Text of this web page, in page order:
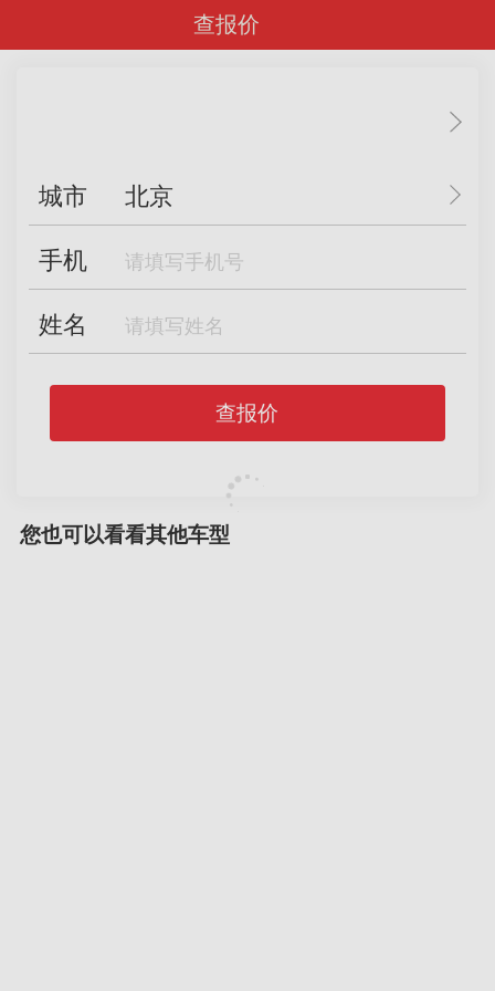
查报价
城市 北京
手机
姓名
查报价
您也可以看看其他车型